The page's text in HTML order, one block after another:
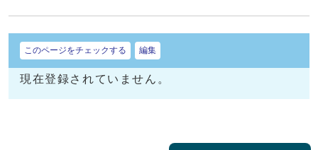
このページをチェックする 編集
現在登録されていません。